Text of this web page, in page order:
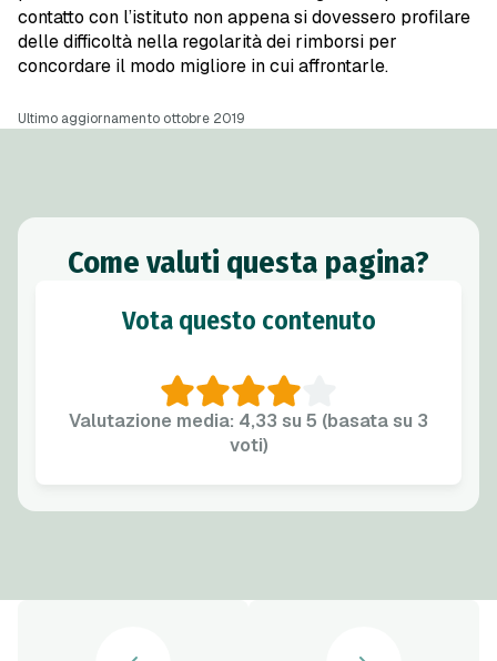
contatto con l’istituto non appena si dovessero profilare
delle difficoltà nella regolarità dei rimborsi per
concordare il modo migliore in cui affrontarle.
Ultimo aggiornamento ottobre 2019
Come valuti questa pagina?
Vota questo contenuto
Valutazione media: 4,33 su 5 (basata su 3
voti)